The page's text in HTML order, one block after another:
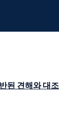
된 견해와 대조